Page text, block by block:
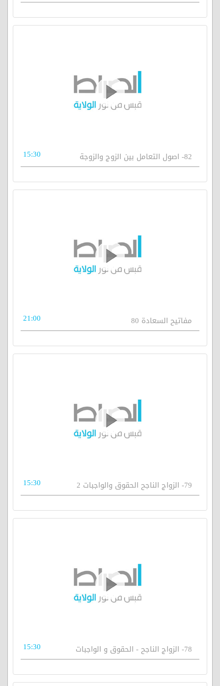
82- اصول التعامل بين الزوج والزوجة 15:30
مفاتيح السعادة 80 21:00
79- الزواج الناجح الحقوق والواجبات 2 15:30
78- الزواج الناجح - الحقوق و الواجبات 15:30